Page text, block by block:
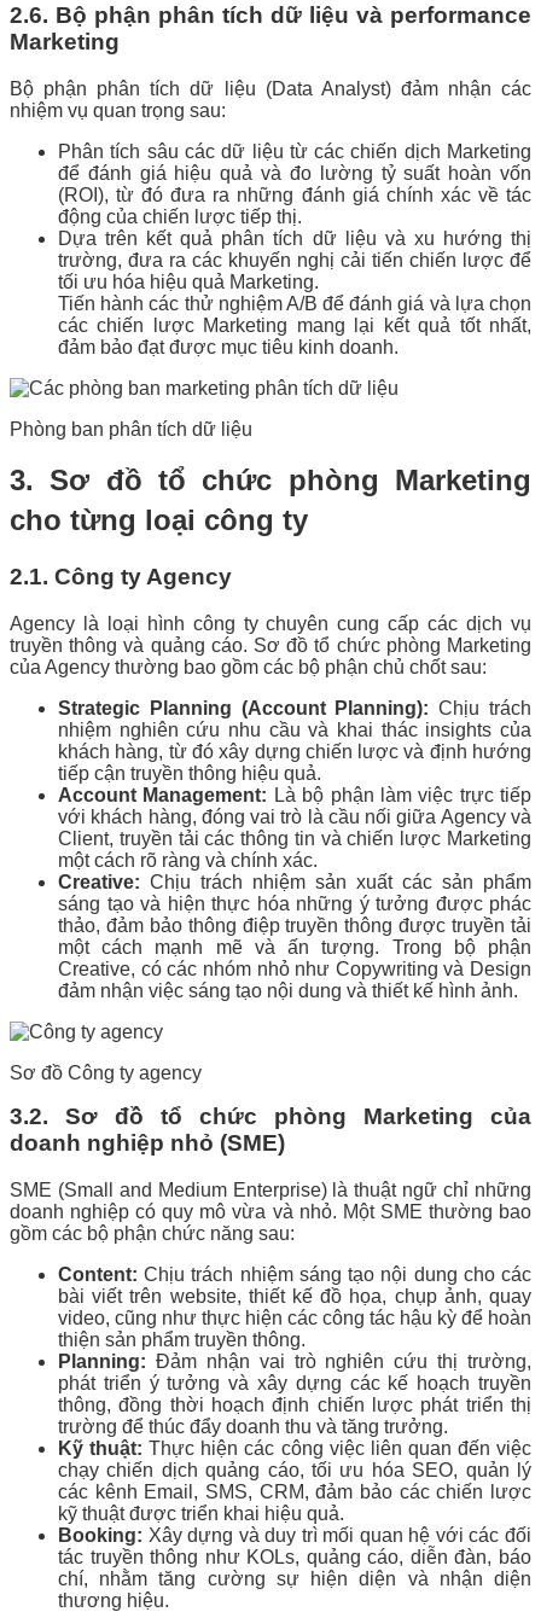
2.6. Bộ phận phân tích dữ liệu và performance
Marketing
Bộ phận phân tích dữ liệu (Data Analyst) đảm nhận các
nhiệm vụ quan trọng sau:
Phân tích sâu các dữ liệu từ các chiến dịch Marketing
để đánh giá hiệu quả và đo lường tỷ suất hoàn vốn
(ROI), từ đó đưa ra những đánh giá chính xác về tác
động của chiến lược tiếp thị.
Dựa trên kết quả phân tích dữ liệu và xu hướng thị
trường, đưa ra các khuyến nghị cải tiến chiến lược để
tối ưu hóa hiệu quả Marketing.
Tiến hành các thử nghiệm A/B để đánh giá và lựa chọn
các chiến lược Marketing mang lại kết quả tốt nhất,
đảm bảo đạt được mục tiêu kinh doanh.
Phòng ban phân tích dữ liệu
3. Sơ đồ tổ chức phòng Marketing
cho từng loại công ty
2.1. Công ty Agency
Agency là loại hình công ty chuyên cung cấp các dịch vụ
truyền thông và quảng cáo. Sơ đồ tổ chức phòng Marketing
của Agency thường bao gồm các bộ phận chủ chốt sau:
Strategic Planning (Account Planning): Chịu trách
nhiệm nghiên cứu nhu cầu và khai thác insights của
khách hàng, từ đó xây dựng chiến lược và định hướng
tiếp cận truyền thông hiệu quả.
Account Management: Là bộ phận làm việc trực tiếp
với khách hàng, đóng vai trò là cầu nối giữa Agency và
Client, truyền tải các thông tin và chiến lược Marketing
một cách rõ ràng và chính xác.
Creative: Chịu trách nhiệm sản xuất các sản phẩm
sáng tạo và hiện thực hóa những ý tưởng được phác
thảo, đảm bảo thông điệp truyền thông được truyền tải
một cách mạnh mẽ và ấn tượng. Trong bộ phận
Creative, có các nhóm nhỏ như Copywriting và Design
đảm nhận việc sáng tạo nội dung và thiết kế hình ảnh.
Sơ đồ Công ty agency
3.2. Sơ đồ tổ chức phòng Marketing của
doanh nghiệp nhỏ (SME)
SME (Small and Medium Enterprise) là thuật ngữ chỉ những
doanh nghiệp có quy mô vừa và nhỏ. Một SME thường bao
gồm các bộ phận chức năng sau:
Content: Chịu trách nhiệm sáng tạo nội dung cho các
bài viết trên website, thiết kế đồ họa, chụp ảnh, quay
video, cũng như thực hiện các công tác hậu kỳ để hoàn
thiện sản phẩm truyền thông.
Planning: Đảm nhận vai trò nghiên cứu thị trường,
phát triển ý tưởng và xây dựng các kế hoạch truyền
thông, đồng thời hoạch định chiến lược phát triển thị
trường để thúc đẩy doanh thu và tăng trưởng.
Kỹ thuật: Thực hiện các công việc liên quan đến việc
chạy chiến dịch quảng cáo, tối ưu hóa SEO, quản lý
các kênh Email, SMS, CRM, đảm bảo các chiến lược
kỹ thuật được triển khai hiệu quả.
Booking: Xây dựng và duy trì mối quan hệ với các đối
tác truyền thông như KOLs, quảng cáo, diễn đàn, báo
chí, nhằm tăng cường sự hiện diện và nhận diện
thương hiệu.